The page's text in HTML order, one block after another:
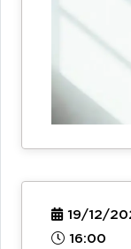
19/12/
16:00